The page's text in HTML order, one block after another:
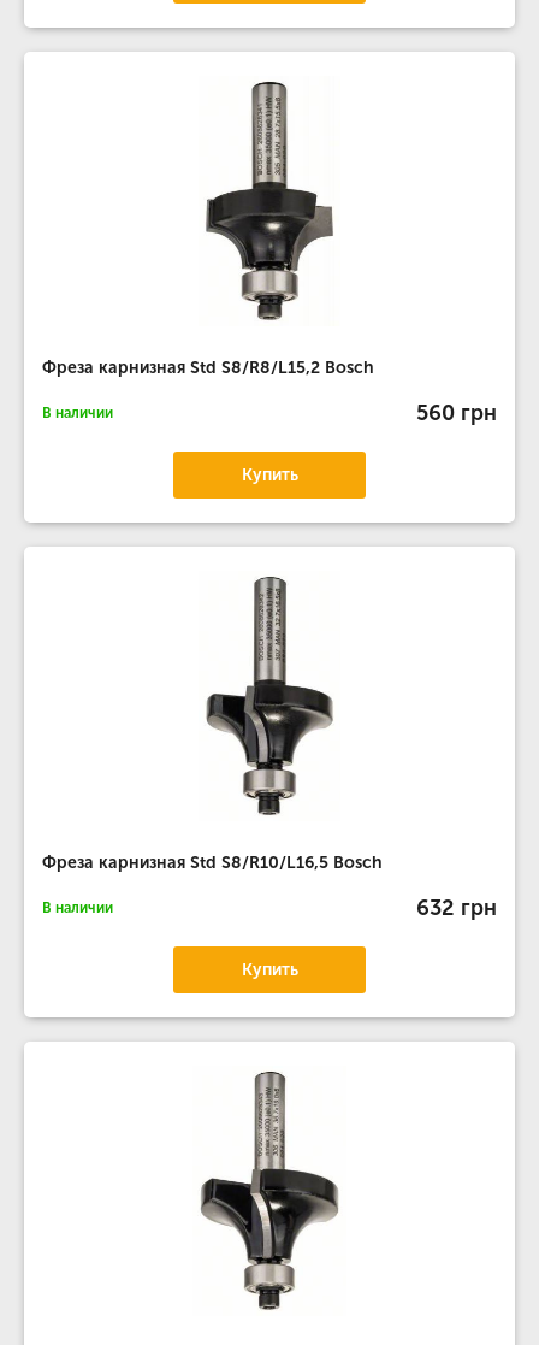
Фреза карнизная Std S8/R8/L15,2 Bosch
В наличии 560 грн
Купить
Фреза карнизная Std S8/R10/L16,5 Bosch
В наличии 632 грн
Купить